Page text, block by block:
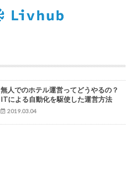
無人でのホテル運営ってどうやるの？
ITによる自動化を駆使した運営方法
2019.03.04